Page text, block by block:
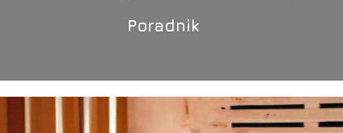
Poradnik